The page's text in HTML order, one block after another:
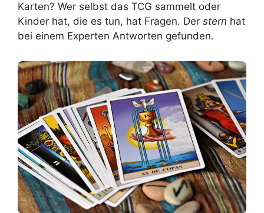
Karten? Wer selbst das TCG sammelt oder
Kinder hat, die es tun, hat Fragen. Der stern hat
bei einem Experten Antworten gefunden.